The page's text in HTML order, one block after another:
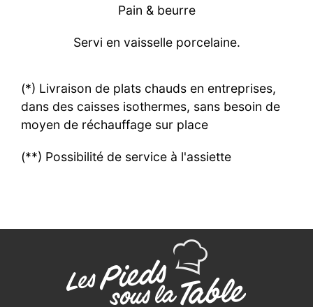
Pain & beurre
Servi en vaisselle porcelaine.
(*) Livraison de plats chauds en entreprises,
dans des caisses isothermes, sans besoin de
moyen de réchauffage sur place
(**) Possibilité de service à l'assiette